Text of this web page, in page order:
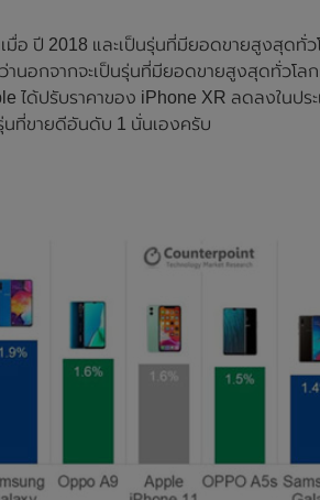
อ ปี 2018 และเป็นรุ่นที่มียอดขายสูงสุดทั่ว
านอกจากจะเป็นรุ่นที่มียอดขายสูงสุดทั่วโ
ได้ปรับราคาของ iPhone XR ลดลงในปร
นที่ขายดีอันดับ 1 นั่นเองครับ